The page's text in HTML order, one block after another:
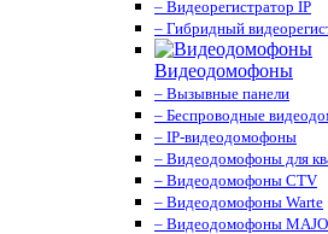
– Видеорегистратор IP
– Гибридный
Видеодомофоны
– Вызывные панели
– Беспроводные
– IP-видеодомофоны
– Видеодомофоны для
– Видеодомофоны CTV
– Видеодомофоны Warte
– Видеодомофоны